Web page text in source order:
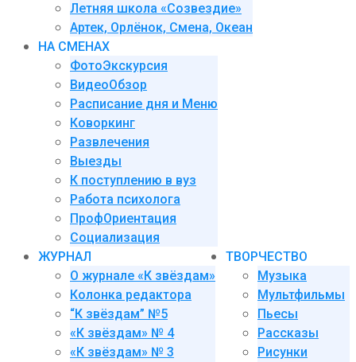
Летняя школа «Созвездие»
Артек, Орлёнок, Смена, Океан
НА СМЕНАХ
ФотоЭкскурсия
ВидеоОбзор
Расписание дня и Меню
Коворкинг
Развлечения
Выезды
К поступлению в вуз
Работа психолога
ПрофОриентация
Социализация
ЖУРНАЛ
О журнале «К звёздам»
Колонка редактора
“К звёздам” №5
«К звёздам» № 4
«К звёздам» № 3
ТВОРЧЕСТВО
Музыка
Мультфильмы
Пьесы
Рассказы
Рисунки